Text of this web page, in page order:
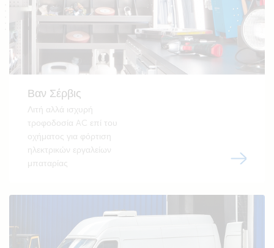
Βαν Σέρβις
Λιτή αλλά ισχυρή
τροφοδοσία AC επί του
οχήματος για φόρτιση
ηλεκτρικών εργαλείων
μπαταρίας